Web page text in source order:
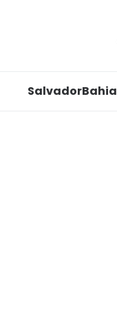
SalvadorBahia